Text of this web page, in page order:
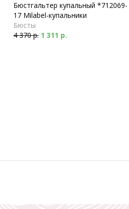
Бюстгальтер купальный *712069-
17 Milabel-купальники
Бюсты
4 370 р. 1 311 р.